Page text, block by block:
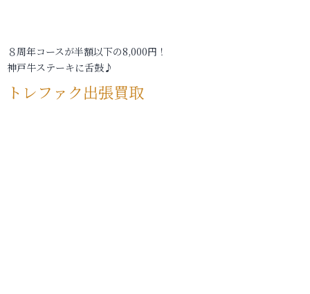
８周年コースが半額以下の8,000円！
神戸牛ステーキに舌鼓♪
トレファク出張買取